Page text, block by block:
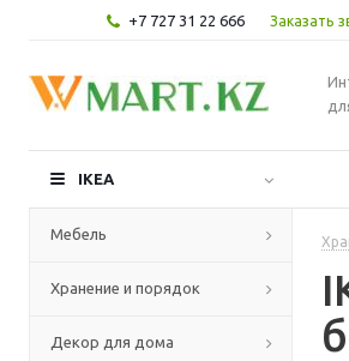
+7 727 31 22 666 Заказать
IKEA
Мебель
Хранение и порядок
Декор для дома